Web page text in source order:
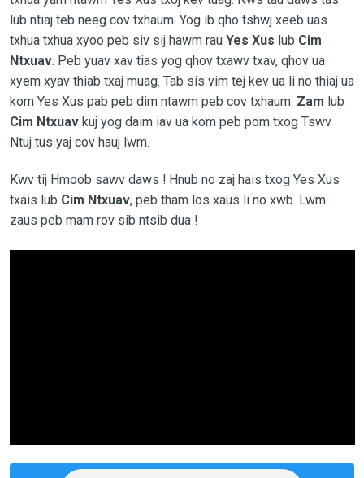
lub ntiaj teb neeg cov txhaum. Yog ib qho tshwj xeeb uas
txhua txhua xyoo peb siv sij hawm rau Yes Xus lub Cim
Ntxuav. Peb yuav xav tias yog qhov txawv txav, qhov ua
xyem xyav thiab txaj muag. Tab sis vim tej kev ua li no thiaj ua
kom Yes Xus pab peb dim ntawm peb cov txhaum. Zam lub
Cim Ntxuavkuj yog daim iav ua kom peb pom txog Tswv
Ntuj tus yaj cov hauj lwm.
Kwv tij Hmoob sawv daws ! Hnub no zaj hais txog Yes Xus
txais lub Cim Ntxuav, peb tham los xaus li no xwb. Lwm
zaus peb mam rov sib ntsib dua !